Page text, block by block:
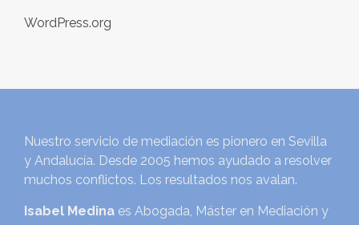
WordPress.org
Nuestro servicio de mediación es pionero en Sevilla
y Andalucía. Desde 2005 hemos ayudado a resolver
muchos conflictos. Los resultados nos avalan.
Isabel Medina es Abogada, Máster en Mediación y